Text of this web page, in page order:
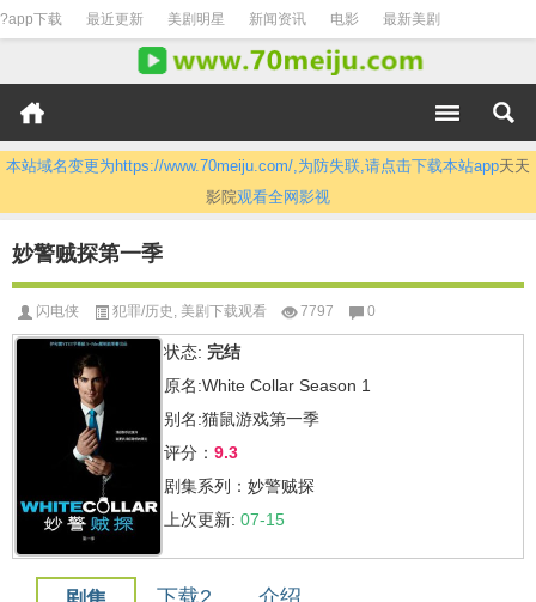
?app下载 最近更新 美剧明星 新闻资讯 电影 最新美剧
本站域名变更为https://www.70meiju.com/,为防失联,请点击下载本站app天天
影院观看全网影视
妙警贼探第一季
闪电侠 犯罪/历史 , 美剧下载观看 7797 0
状态: 完结
原名:White Collar Season 1
别名:猫鼠游戏第一季
评分： 9.3
剧集系列：妙警贼探
上次更新: 07-15